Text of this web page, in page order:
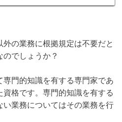
の業務に根拠規定は不要だと
のでしょうか？
門的知識を有する専門家であ
資格です。専門的知識を有する
業務についてはその業務を行